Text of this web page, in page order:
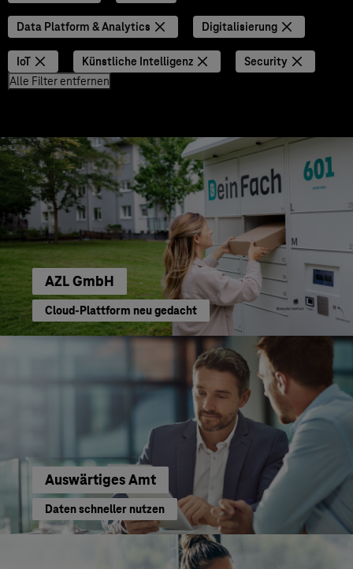
Data Platform & Analytics Digitalisierung
IoT Künstliche Intelligenz
Security
Alle Filter entfernen
AZL GmbH
Cloud-Plattform neu gedacht
Auswärtiges Amt
Daten schneller nutzen